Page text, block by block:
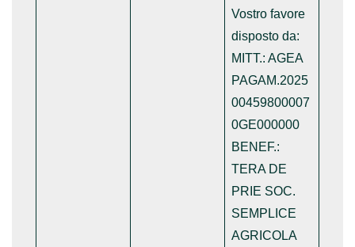
Vostro favore
disposto da:
MITT.: AGEA
PAGAM.2025
00459800007
0GE000000
BENEF.:
TERA DE
PRIE SOC.
SEMPLICE
AGRICOLA